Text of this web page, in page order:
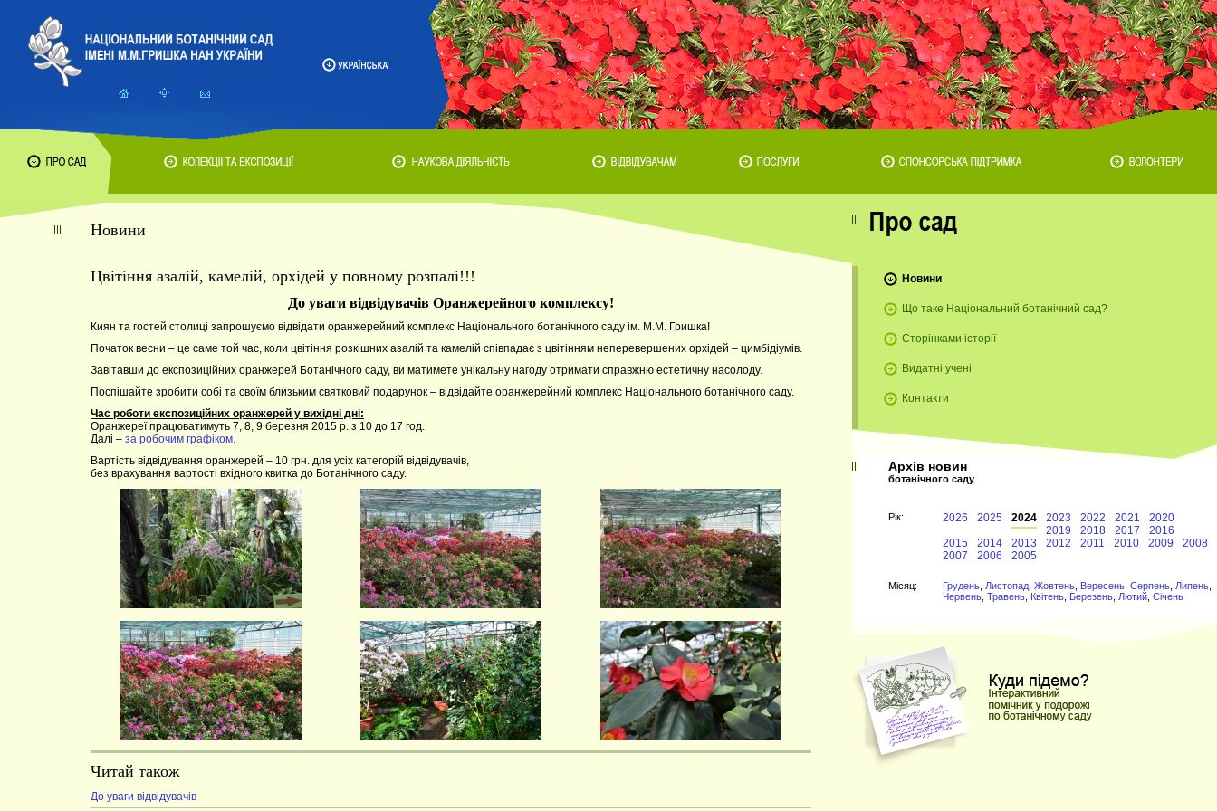
Новини
Цвітіння азалій, камелій, орхідей у повному розпалі!!!
До уваги відвідувачів Оранжерейного комплексу!
Киян та гостей столиці запрошуємо відвідати оранжерейний комплекс Національного ботанічного саду ім. М.М. Гришка!
Початок весни – це саме той час, коли цвітіння розкішних азалій та камелій співпадає з цвітінням неперевершених орхідей – цимбідіумів.
Завітавши до експозиційних оранжерей Ботанічного саду, ви матимете унікальну нагоду отримати справжню естетичну насолоду.
Поспішайте зробити собі та своїм близьким святковий подарунок – відвідайте оранжерейний комплекс Національного ботанічного саду.
Час роботи експозиційних оранжерей у вихідні дні:
Оранжереї працюватимуть 7, 8, 9 березня 2015 р. з 10 до 17 год.
Далі – за робочим графіком.
Вартість відвідування оранжерей – 10 грн. для усіх категорій відвідувачів,
без врахування вартості вхідного квитка до Ботанічного саду.
Читай також
До уваги відвідувачів
Новини
Що таке Національний ботанічний сад?
Сторінками історії
Видатні учені
Контакти
Архів новин
ботанічного саду
Рiк: 2026 2025 2024 2023 2022 2021
2020
2019
2018 2017
2016
2015
2014 2013 2012 2011 2010 2009
2008
2007
2006 2005
Мiсяц: Грудень Листопад Жовтень Вересень Серпень Липень
Червень Травень Квітень Березень Лютий Січень